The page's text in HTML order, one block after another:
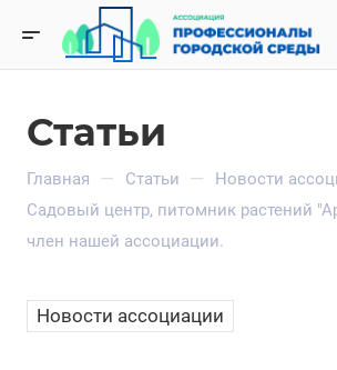
Статьи
Главная — Статьи — Новости
Садовый центр, питомник растений
член нашей ассоциации.
Новости ассоциации